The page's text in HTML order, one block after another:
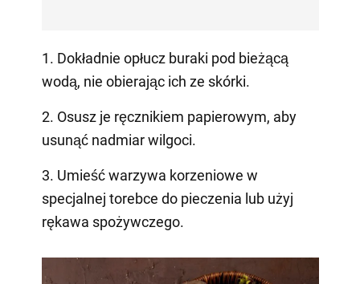
1. Dokładnie opłucz buraki pod bieżącą
wodą, nie obierając ich ze skórki.
2. Osusz je ręcznikiem papierowym, aby
usunąć nadmiar wilgoci.
3. Umieść warzywa korzeniowe w
specjalnej torebce do pieczenia lub użyj
rękawa spożywczego.